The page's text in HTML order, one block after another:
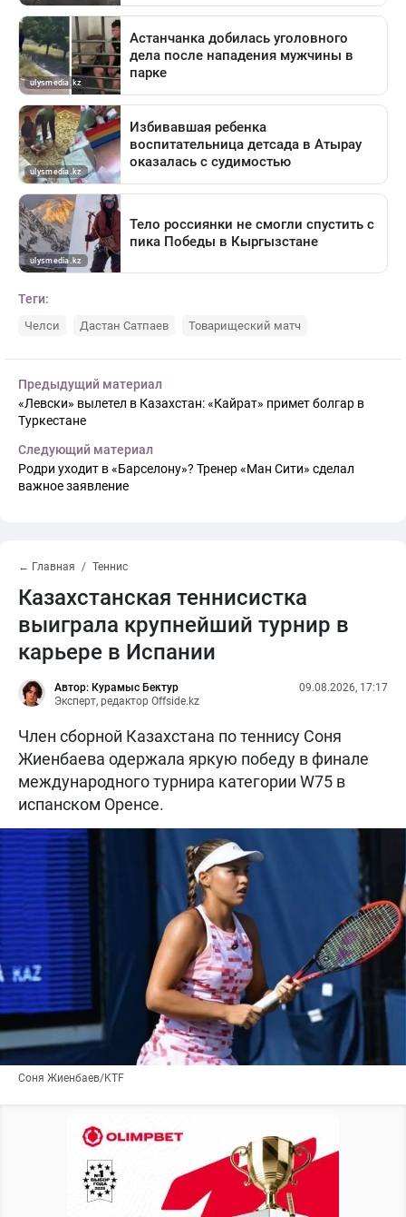
Теги:
Челси Дастан Сатпаев Товарищеский матч
Предыдущий материал
«Левски» вылетел в Казахстан: «Кайрат» примет болгар в
Туркестане
Следующий материал
Родри уходит в «Барселону»? Тренер «Ман Сити» сделал
важное заявление
← Главная Теннис
Казахстанская теннисистка
выиграла крупнейший турнир в
карьере в Испании
Автор: Курамыс Бектур
Эксперт, редактор Offside.kz
09.08.2026, 17:17
Член сборной Казахстана по теннису Соня
Жиенбаева одержала яркую победу в финале
международного турнира категории W75 в
испанском Оренсе.
Соня Жиенбаев/KTF